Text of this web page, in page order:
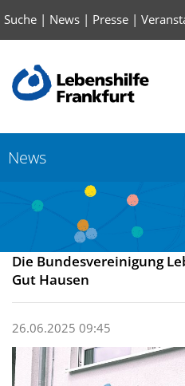
Suche | News | Presse |
News
Die Bundesvereinigung
Gut Hausen
26.06.2025 09:45